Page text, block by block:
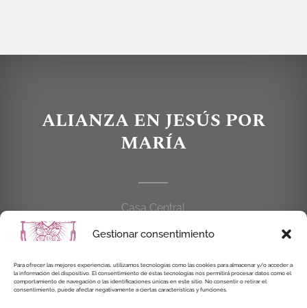
Gestionar consentimiento
Para ofrecer las mejores experiencias, utilizamos tecnologías como las cookies para almacenar y/o acceder a
la información del dispositivo. El consentimiento de estas tecnologías nos permitirá procesar datos como el
comportamiento de navegación o las identificaciones únicas en este sitio. No consentir o retirar el
consentimiento, puede afectar negativamente a ciertas características y funciones.
ALIANZA EN JESÚS POR
MARÍA
Casa Central
C/Cardenal Cisneros, 55
914 462 114
alianzaenjesuspormaria@gmail.com